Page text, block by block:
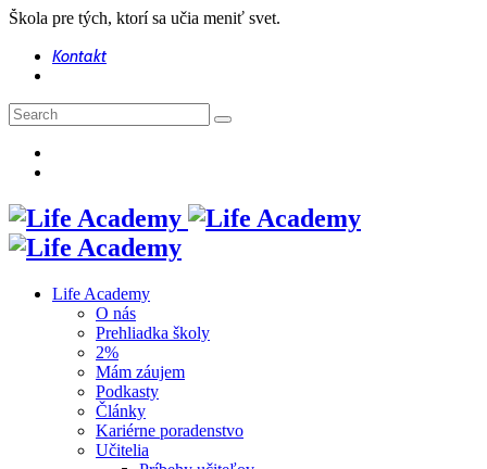
Škola pre tých, ktorí sa učia meniť svet.
Kontakt
Life Academy
O nás
Prehliadka školy
2%
Mám záujem
Podkasty
Články
Kariérne poradenstvo
Učitelia